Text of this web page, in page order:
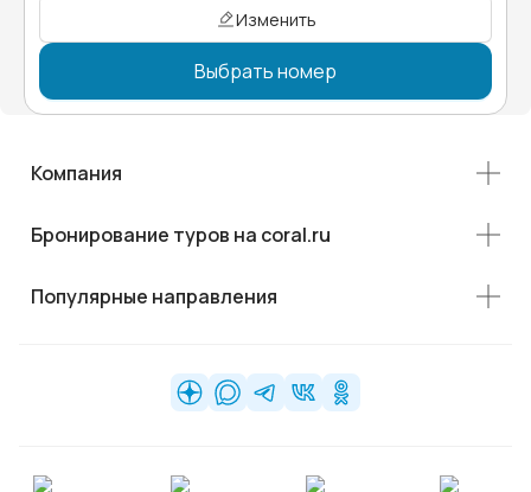
Изменить
Выбрать номер
Компания
Бронирование туров на coral.ru
Популярные направления